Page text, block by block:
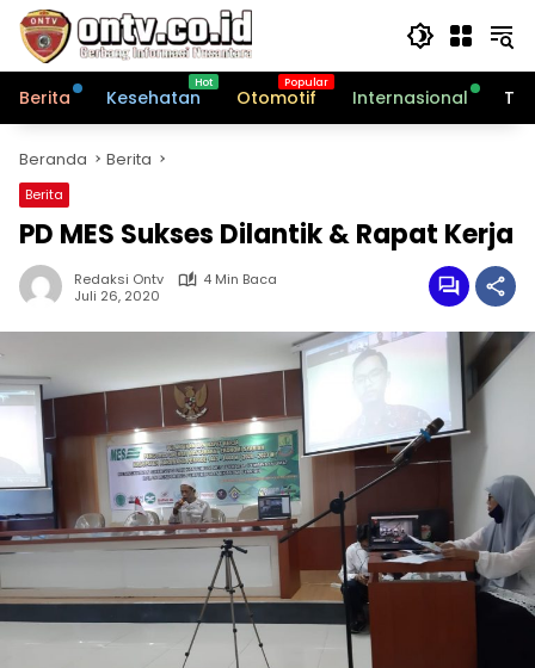
Langsung
konten
Berita
Kesehatan Otomotif Internasional
Beranda Berita
Berita
PD MES Sukses Dilantik & Rapat Kerja
Redaksi Ontv
4 Min Baca
Juli 26, 2020